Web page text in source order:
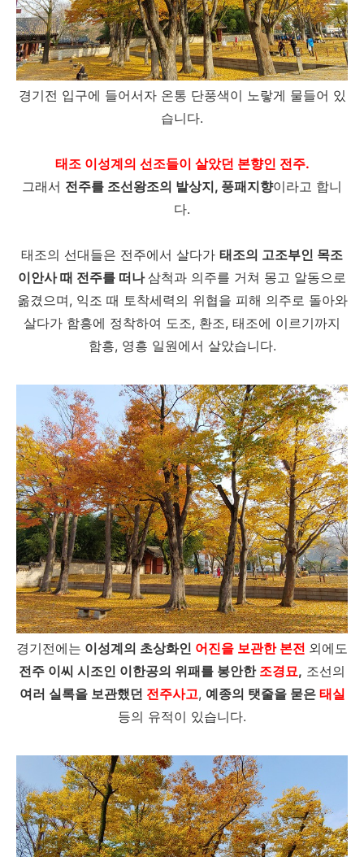
경기전 입구에 들어서자 온통 단풍색이 노랗게 물들어 있
습니다.
태조 이성계의 선조들이 살았던 본향인 전주.
그래서 전주를 조선왕조의 발상지, 풍패지향이라고 합니
다.
태조의 선대들은 전주에서 살다가 태조의 고조부인 목조
이안사 때 전주를 떠나 삼척과 의주를 거쳐 몽고 알동으로
옮겼으며, 익조 때 토착세력의 위협을 피해 의주로 돌아와
살다가 함흥에 정착하여 도조, 환조, 태조에 이르기까지
함흥, 영흥 일원에서 살았습니다.
경기전에는 이성계의 초상화인 어진을 보관한 본전 외에도
전주 이씨 시조인 이한공의 위패를 봉안한 조경묘, 조선의
여러 실록을 보관했던 전주사고, 예종의 탯줄을 묻은 태실
등의 유적이 있습니다.